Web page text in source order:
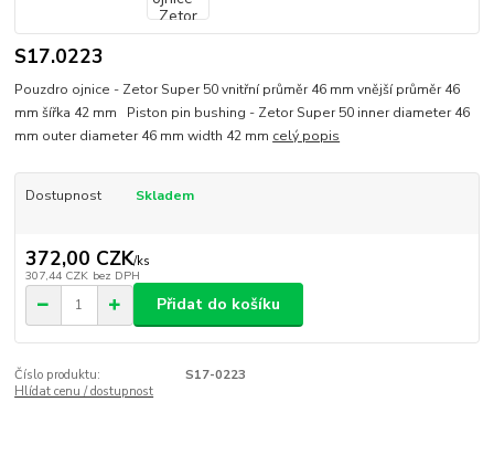
S17.0223
Pouzdro ojnice - Zetor Super 50 vnitřní průměr 46 mm vnější průměr 46
mm šířka 42 mm Piston pin bushing - Zetor Super 50 inner diameter 46
mm outer diameter 46 mm width 42 mm celý popis
Dostupnost Skladem
372,00 CZK/ks
307,44 CZK bez DPH
Přidat do košíku
Číslo produktu:
S17-0223
Hlídat cenu / dostupnost